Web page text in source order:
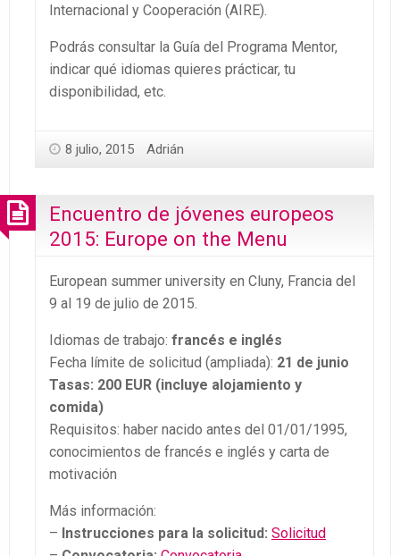
Internacional y Cooperación (AIRE).
Podrás consultar la Guía del Programa Mentor,
indicar qué idiomas quieres prácticar, tu
disponibilidad, etc.
8 julio, 2015 Adrián
Encuentro de jóvenes europeos
2015: Europe on the Menu
European summer university en Cluny, Francia del
9 al 19 de julio de 2015.
Idiomas de trabajo: francés e inglés
Fecha límite de solicitud (ampliada): 21 de junio
Tasas: 200 EUR (incluye alojamiento y
comida)
Requisitos: haber nacido antes del 01/01/1995,
conocimientos de francés e inglés y carta de
motivación
Más información:
– Instrucciones para la solicitud: Solicitud